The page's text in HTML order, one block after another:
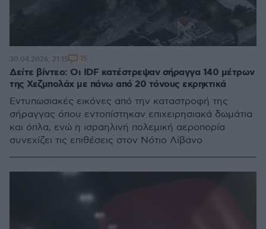
Δείτε βίντεο: Οι IDF κατέστρεψαν σήραγγα 140 μέτρων
της Χεζμπολάχ με πάνω από 20 τόνους εκρηκτικά
Εντυπωσιακές εικόνες από την καταστροφή της
σήραγγας όπου εντοπίστηκαν επιχειρησιακά δωμάτια
και όπλα, ενώ η ισραηλινή πολεμική αεροπορία
συνεχίζει τις επιθέσεις στον Νότιο Λίβανο
30.04.2026, 21:15 15